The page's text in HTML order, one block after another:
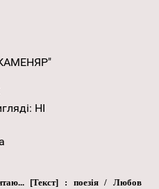
: НІ
[Текст] : поезія / Любов